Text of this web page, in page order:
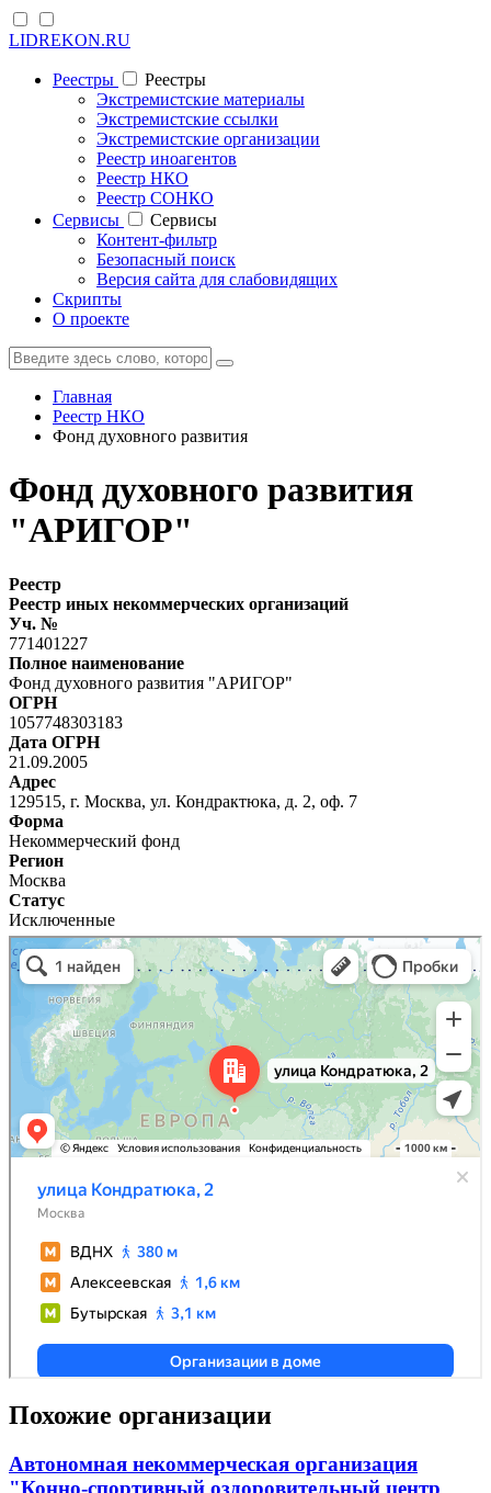
LIDREKON.RU
Реестры
Реестры
Экстремистские материалы
Экстремистские ссылки
Экстремистские организации
Реестр иноагентов
Реестр НКО
Реестр СОНКО
Cервисы
Cервисы
Контент-фильтр
Безопасный поиск
Версия сайта для слабовидящих
Скрипты
О проекте
Главная
Реестр НКО
Фонд духовного развития
Фонд духовного развития
"АРИГОР"
Реестр
Реестр иных некоммерческих организаций
Уч. №
771401227
Полное наименование
Фонд духовного развития "АРИГОР"
ОГРН
1057748303183
Дата ОГРН
21.09.2005
Адрес
129515, г. Москва, ул. Кондрактюка, д. 2, оф. 7
Форма
Некоммерческий фонд
Регион
Москва
Статус
Исключенные
Похожие организации
Автономная некоммерческая организация
"Конно-спортивный оздоровительный центр